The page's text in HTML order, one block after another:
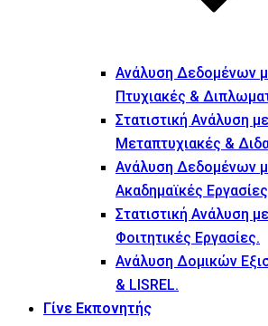
Ανάλυση Δεδομένων
Πτυχιακές &
Στατιστική Ανάλυση
Μεταπτυχιακές &
Ανάλυση Δεδομένων
Ακαδημαϊκές
Στατιστική Ανάλυση
Φοιτητικές Εργασίες.
Ανάλυση Δομικών
& LISREL.
Γίνε Εκπονητής